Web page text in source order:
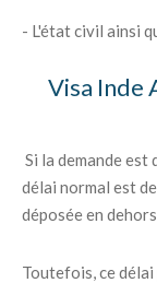
- L'état civil ainsi
Visa Inde
Si la demande est
délai normal est
déposée en
Toutefois, ce